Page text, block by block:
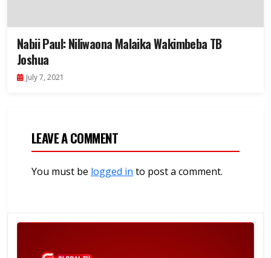
Nabii Paul: Niliwaona Malaika Wakimbeba TB
Joshua
July 7, 2021
LEAVE A COMMENT
You must be logged in to post a comment.